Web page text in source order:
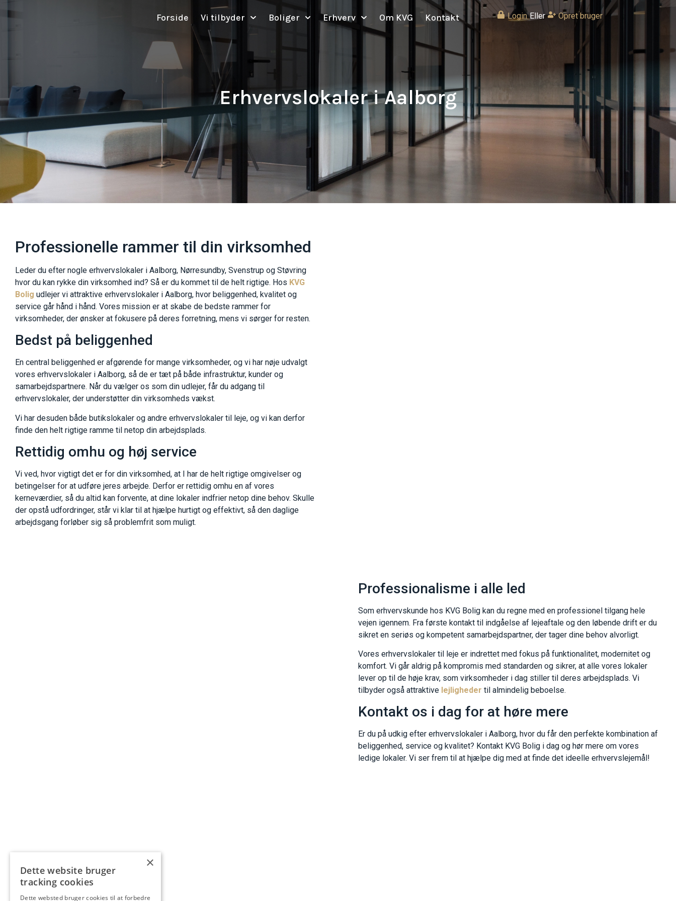
Forside Vi tilbyder Boliger Erhverv Om KVG Kontakt Login Eller Opret bruger
Erhvervslokaler i Aalborg
Professionelle rammer til din virksomhed
Leder du efter nogle erhvervslokaler i Aalborg, Nørresundby, Svenstrup og Støvring
hvor du kan rykke din virksomhed ind? Så er du kommet til de helt rigtige. Hos KVG
Bolig udlejer vi attraktive erhvervslokaler i Aalborg, hvor beliggenhed, kvalitet og
service går hånd i hånd. Vores mission er at skabe de bedste rammer for
virksomheder, der ønsker at fokusere på deres forretning, mens vi sørger for resten.
Bedst på beliggenhed
En central beliggenhed er afgørende for mange virksomheder, og vi har nøje udvalgt
vores erhvervslokaler i Aalborg, så de er tæt på både infrastruktur, kunder og
samarbejdspartnere. Når du vælger os som din udlejer, får du adgang til
erhvervslokaler, der understøtter din virksomheds vækst.
Vi har desuden både butikslokaler og andre erhvervslokaler til leje, og vi kan derfor
finde den helt rigtige ramme til netop din arbejdsplads.
Rettidig omhu og høj service
Vi ved, hvor vigtigt det er for din virksomhed, at I har de helt rigtige omgivelser og
betingelser for at udføre jeres arbejde. Derfor er rettidig omhu en af vores
kerneværdier, så du altid kan forvente, at dine lokaler indfrier netop dine behov. Skulle
der opstå udfordringer, står vi klar til at hjælpe hurtigt og effektivt, så den daglige
arbejdsgang forløber sig så problemfrit som muligt.
Professionalisme i alle led
Som erhvervskunde hos KVG Bolig kan du regne med en professionel tilgang hele
vejen igennem. Fra første kontakt til indgåelse af lejeaftale og den løbende drift er du
sikret en seriøs og kompetent samarbejdspartner, der tager dine behov alvorligt.
Vores erhvervslokaler til leje er indrettet med fokus på funktionalitet, modernitet og
komfort. Vi går aldrig på kompromis med standarden og sikrer, at alle vores lokaler
lever op til de høje krav, som virksomheder i dag stiller til deres arbejdsplads. Vi
tilbyder også attraktive lejligheder til almindelig beboelse.
Kontakt os i dag for at høre mere
Er du på udkig efter erhvervslokaler i Aalborg, hvor du får den perfekte kombination af
beliggenhed, service og kvalitet? Kontakt KVG Bolig i dag og hør mere om vores
ledige lokaler. Vi ser frem til at hjælpe dig med at finde det ideelle erhvervslejemål!
×
Dette website bruger
tracking cookies
Dette websted bruger cookies til at forbedre